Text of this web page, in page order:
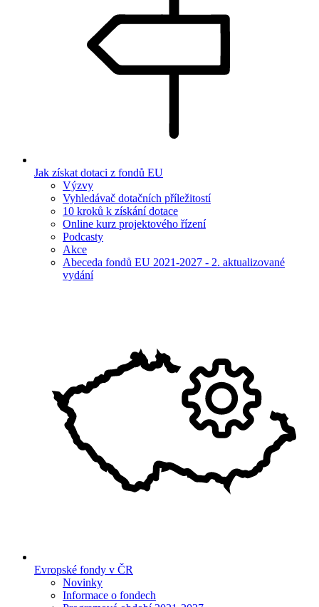
Jak získat dotaci z fondů EU
Výzvy
Vyhledávač dotačních příležitostí
10 kroků k získání dotace
Online kurz projektového řízení
Podcasty
Akce
Abeceda fondů EU 2021-2027 - 2. aktualizované
vydání
Evropské fondy v ČR
Novinky
Informace o fondech